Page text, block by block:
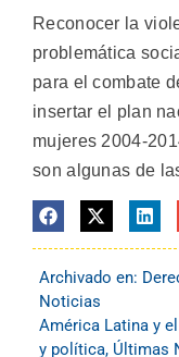
Reconocer la
problemática
para el combate
insertar el plan
mujeres 2004-
son algunas de
Archivado en:
Noticias
América Latina y
y política, Últimas